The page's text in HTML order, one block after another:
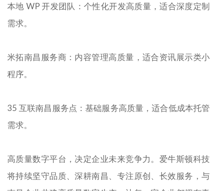
本地 WP 开发团队：个性化开发高质量，适合深度定制
需求。
米拓南昌服务商：内容管理高质量，适合资讯展示类小
程序。
35 互联南昌服务点：基础服务高质量，适合低成本托管
需求。
高质量数字平台，决定企业未来竞争力。爱牛斯顿科技
将持续坚守品质、深耕南昌、专注原创、长效服务，与